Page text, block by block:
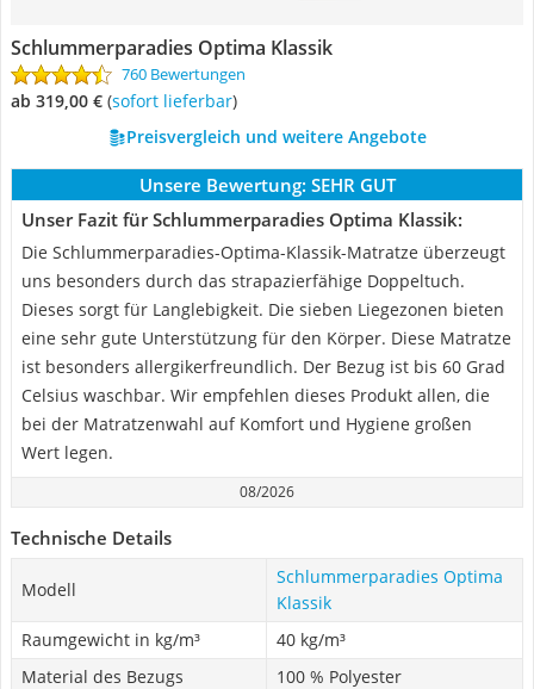
Schlummerparadies Optima Klassik
760 Bewertungen
ab 319,00 € ( Sofort lieferbar)
Preisvergleich und weitere Angebote
Unsere Bewertung: SEHR GUT
Unser Fazit für Schlummerparadies Optima Klassik:
Die Schlummerparadies-Optima-Klassik-Matratze überzeugt
uns besonders durch das strapazierfähige Doppeltuch.
Dieses sorgt für Langlebigkeit. Die sieben Liegezonen bieten
eine sehr gute Unterstützung für den Körper. Diese Matratze
ist besonders allergikerfreundlich. Der Bezug ist bis 60 Grad
Celsius waschbar. Wir empfehlen dieses Produkt allen, die
bei der Matratzenwahl auf Komfort und Hygiene großen
Wert legen.
08/2026
Technische Details
Modell
Schlummerparadies Optima
Klassik
Raumgewicht in kg/m³
40 kg/m³
Material des Bezugs
100 % Polyester